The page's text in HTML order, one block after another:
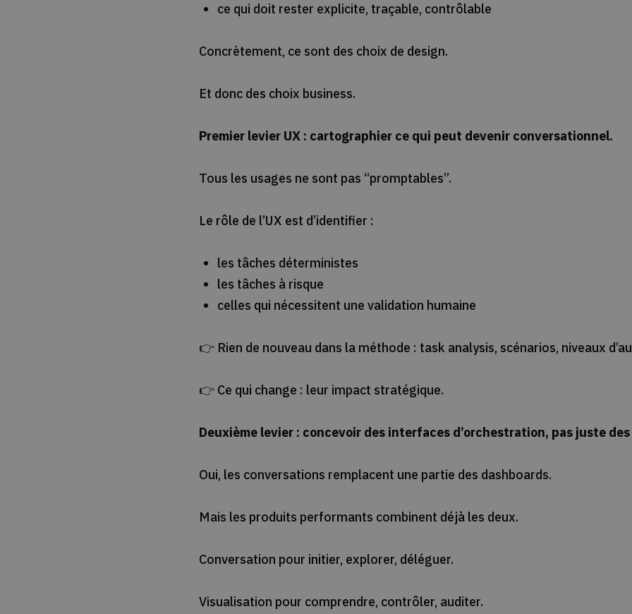
ce qui doit rester explicite, traçable, contrôlable
Concrètement, ce sont des choix de design.
Et donc des choix business.
Premier levier UX : cartographier ce qui peut devenir conversationnel.
Tous les usages ne sont pas “promptables”.
Le rôle de l’UX est d’identifier :
les tâches déterministes
les tâches à risque
celles qui nécessitent une validation humaine
👉 Rien de nouveau dans la méthode : task analysis, scénarios, niveaux
👉 Ce qui change : leur impact stratégique.
Deuxième levier : concevoir des interfaces d’orchestration, pas juste
Oui, les conversations remplacent une partie des dashboards.
Mais les produits performants combinent déjà les deux.
Conversation pour initier, explorer, déléguer.
Visualisation pour comprendre, contrôler, auditer.